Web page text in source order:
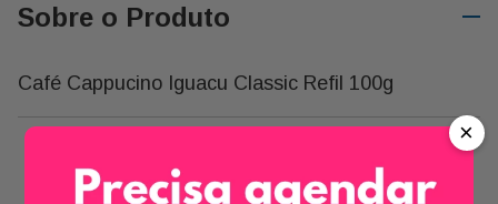
Sobre o Produto
Café Cappucino Iguacu Classic Refil 100g
Carrossel Descrição
×